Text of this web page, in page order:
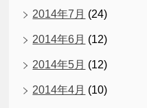
2014年7月 (24)
2014年6月 (12)
2014年5月 (12)
2014年4月 (10)